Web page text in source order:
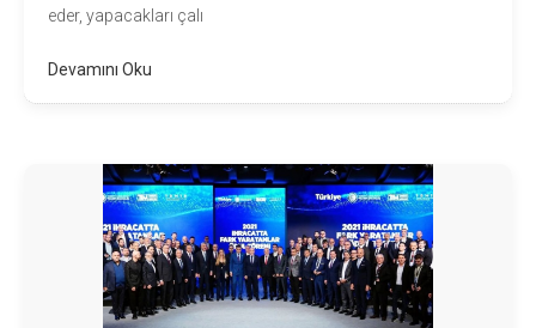
eder, yapacakları çalı
Devamını Oku